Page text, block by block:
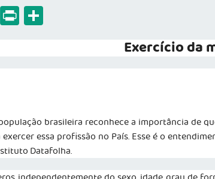
Email
Print
Exercício da
brasileira reconhece a importância de
essa profissão no País. Esse é o
Datafolha.